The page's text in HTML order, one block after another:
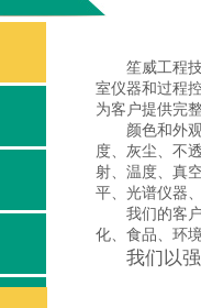
笙威工程技
室仪器和过程
为客户提供完
颜色和外观
度、灰尘、不
射、温度、真
平、光谱仪器
我们的客户
化、食品
我们以